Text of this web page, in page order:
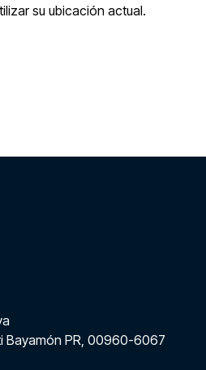
su ubicación actual.
Bayamón PR, 00960-6067